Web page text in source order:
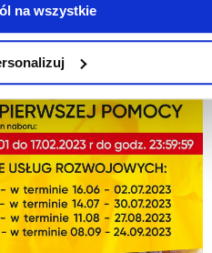
na wszystkie
telefonu: 667 279 271